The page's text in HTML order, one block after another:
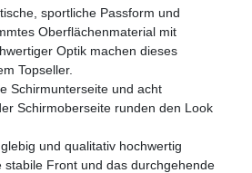
sportliche Passform und
Oberflächenmaterial mit
Optik machen dieses
Topseller.
Schirmunterseite und acht
Schirmoberseite runden den Look
und qualitativ hochwertig
stabile Front und das durchgehende